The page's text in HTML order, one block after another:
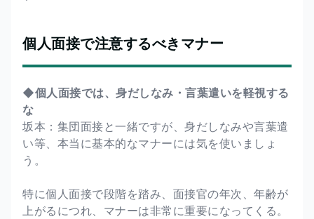
個人面接で注意するべきマナー
◆個人面接では、身だしなみ・言葉遣いを軽視する
な
坂本：集団面接と一緒ですが、身だしなみや言葉遣
い等、本当に基本的なマナーには気を使いましょ
う。
特に個人面接で段階を踏み、面接官の年次、年齢が
上がるにつれ、マナーは非常に重要になってくる。